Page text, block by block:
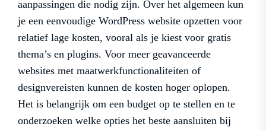
aanpassingen die nodig zijn. Over het algemeen kun
je een eenvoudige WordPress website opzetten voor
relatief lage kosten, vooral als je kiest voor gratis
thema’s en plugins. Voor meer geavanceerde
websites met maatwerkfunctionaliteiten of
designvereisten kunnen de kosten hoger oplopen.
Het is belangrijk om een budget op te stellen en te
onderzoeken welke opties het beste aansluiten bij